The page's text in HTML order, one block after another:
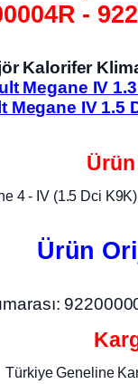
-
Kalorifer
Megane IV
Megane IV 1.5
Ürün
4 - IV (1.5 Dci
Ürün
Türkiye Geneline